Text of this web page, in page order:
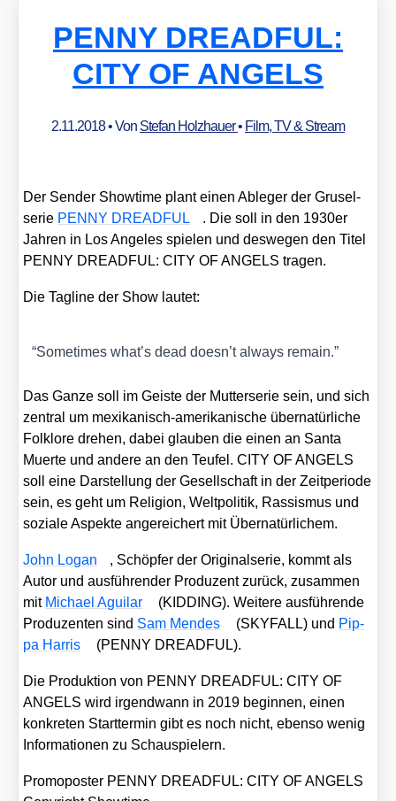
PENNY DREADFUL:
CITY OF ANGELS
2.11.2018• Von Stefan Holzhauer• Film, TV & Stream
Der Sen­der Show­time plant einen Able­ger der Gru­sel­
se­rie PENNY DREADFUL
. Die soll in den 1930er
Jah­ren in Los Ange­les spie­len und des­we­gen den Titel
PENNY DREADFUL: CITY OF ANGELS tra­gen.
Die Tag­li­ne der Show lau­tet:
“Some­ti­mes what’s dead doesn’t always remain.”
Das Gan­ze soll im Geis­te der Mut­ter­se­rie sein, und sich
zen­tral um mexi­ka­nisch-ame­ri­ka­ni­sche über­na­tür­li­che
Folk­lo­re dre­hen, dabei glau­ben die einen an San­ta
Muer­te und ande­re an den Teu­fel. CITY OF ANGELS
soll eine Dar­stel­lung der Gesell­schaft in der Zeit­pe­ri­ode
sein, es geht um Reli­gi­on, Welt­po­li­tik, Ras­sis­mus und
sozia­le Aspek­te ange­rei­chert mit Über­na­tür­li­chem.
John Logan
, Schöp­fer der Ori­gi­nal­se­rie, kommt als
Autor und aus­füh­ren­der Pro­du­zent zurück, zusam­men
mit Micha­el Agui­lar
(KIDDING). Wei­te­re aus­füh­ren­de
Pro­du­zen­ten sind Sam Men­des (SKYFALL) und Pip­
pa Har­ris
(PENNY DREADFUL).
Die Pro­duk­ti­on von PENNY DREADFUL: CITY OF
ANGELS wird irgend­wann in 2019 begin­nen, einen
kon­kre­ten Start­ter­min gibt es noch nicht, eben­so wenig
Infor­ma­tio­nen zu Schau­spie­lern.
Pro­mo­pos­ter PENNY DREADFUL: CITY OF ANGELS